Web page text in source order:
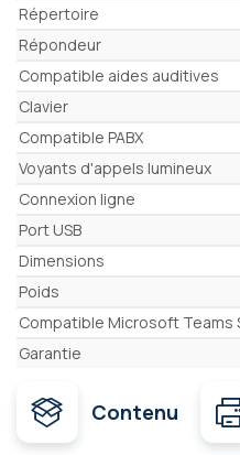
Répertoire
Répondeur
Compatible aides auditives
Clavier
Compatible PABX
Voyants d'appels lumineux
Connexion ligne
Port USB
Dimensions
Poids
Compatible Microsoft Teams
Garantie
Contenu